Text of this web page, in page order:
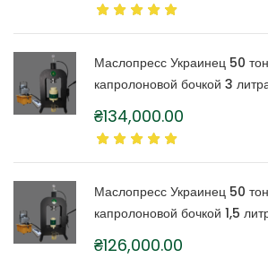
Маслопресс Украинец 50
капролоновой бочкой 3
₴134,000.00
Маслопресс Украинец 50
капролоновой бочкой 1,5
₴126,000.00